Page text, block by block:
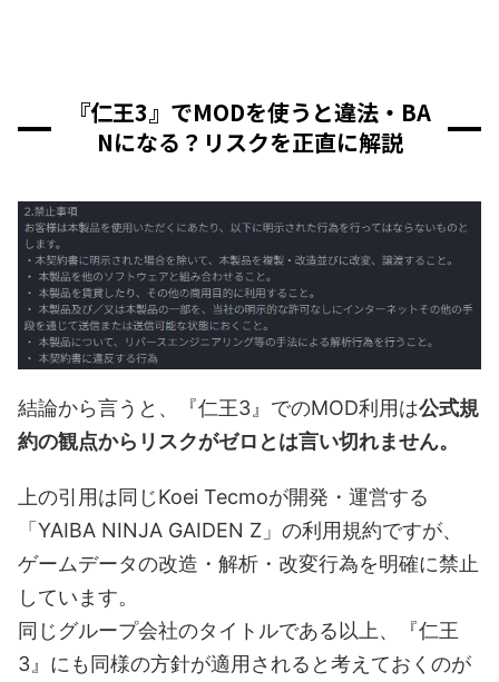
『仁王3』でMODを使うと違法・BA
Nになる？リスクを正直に解説
結論から言うと、『仁王3』でのMOD利用は公式規
約の観点からリスクがゼロとは言い切れません。
上の引用は同じKoei Tecmoが開発・運営する
「YAIBA NINJA GAIDEN Z」の利用規約ですが、
ゲームデータの改造・解析・改変行為を明確に禁止
しています。
同じグループ会社のタイトルである以上、『仁王
3』にも同様の方針が適用されると考えておくのが